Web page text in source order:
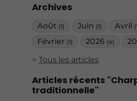
Archives
Août (1) Juin (1) Avril
Février (1) 2026 (4)
Tous les articles
Articles récents
traditionnelle"